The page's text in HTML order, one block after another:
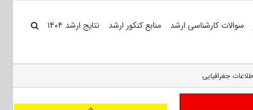
سوالات کارشناسی ارشد منابع کنکور ارشد نتایج ارشد ۱۴۰۴